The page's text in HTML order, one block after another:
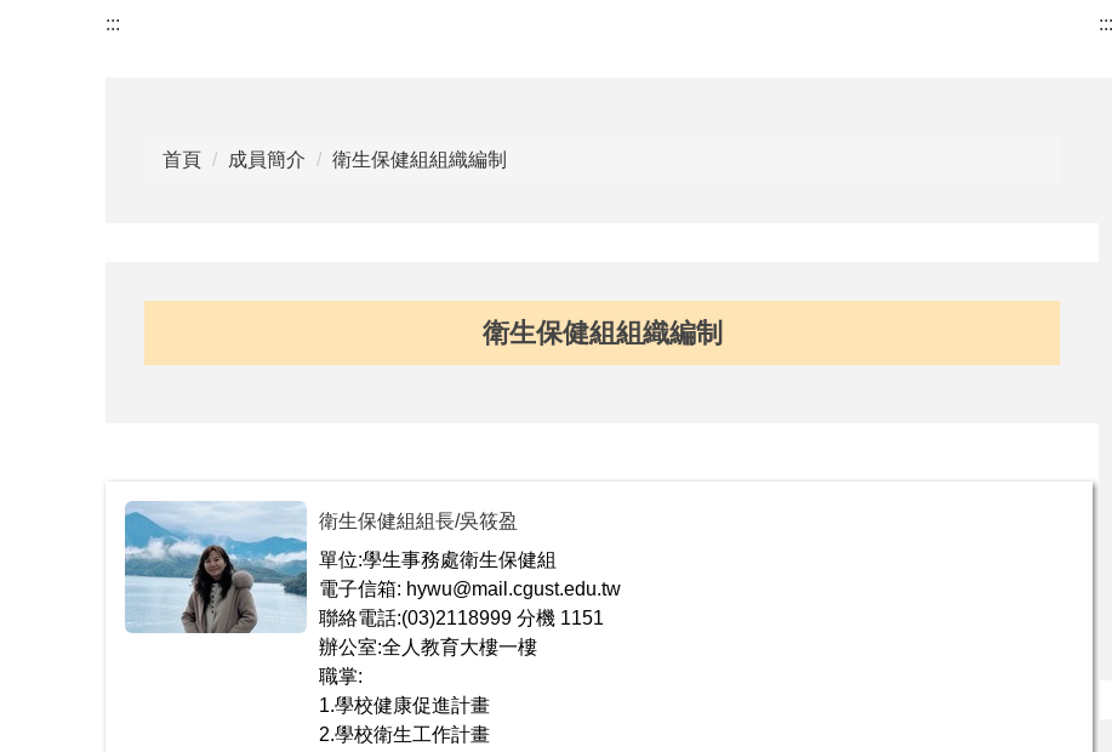
:::
首頁 成員簡介 衛生保健組組織編制
衛生保健組組織編制
衛生保健組組長/吳筱盈
單位:學生事務處衛生保健組
電子信箱: hywu@mail.cgust.edu.tw
聯絡電話:(03)2118999 分機 1151
辦公室:全人教育大樓一樓
職掌:
1.學校健康促進計畫
2.學校衛生工作計畫
:::